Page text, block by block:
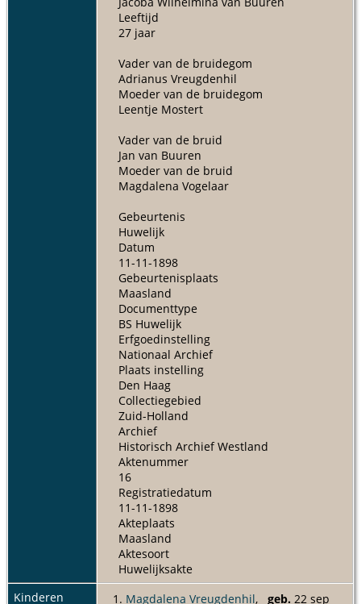
Leeftijd
27 jaar
Vader van de bruidegom
Adrianus Vreugdenhil
Moeder van de bruidegom
Leentje Mostert
Vader van de bruid
Jan van Buuren
Moeder van de bruid
Magdalena Vogelaar
Gebeurtenis
Huwelijk
Datum
11-11-1898
Gebeurtenisplaats
Maasland
Documenttype
BS Huwelijk
Erfgoedinstelling
Nationaal Archief
Plaats instelling
Den Haag
Collectiegebied
Zuid-Holland
Archief
Historisch Archief Westland
Aktenummer
16
Registratiedatum
11-11-1898
Akteplaats
Maasland
Aktesoort
Huwelijksakte
Kinderen
1. Magdalena Vreugdenhil, geb. 22 sep